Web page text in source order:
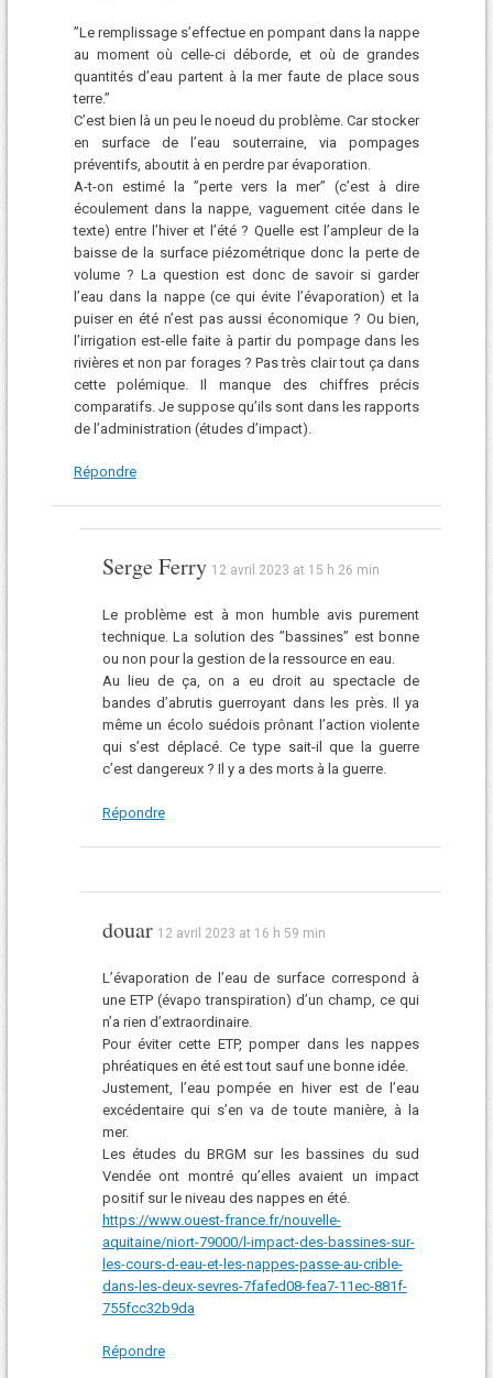
”Le remplissage s’effectue en pompant dans la nappe
au moment où celle-ci déborde, et où de grandes
quantités d’eau partent à la mer faute de place sous
terre.”
C’est bien là un peu le noeud du problème. Car stocker
en surface de l’eau souterraine, via pompages
préventifs, aboutit à en perdre par évaporation.
A-t-on estimé la ”perte vers la mer” (c’est à dire
écoulement dans la nappe, vaguement citée dans le
texte) entre l’hiver et l’été ? Quelle est l’ampleur de la
baisse de la surface piézométrique donc la perte de
volume ? La question est donc de savoir si garder
l’eau dans la nappe (ce qui évite l’évaporation) et la
puiser en été n’est pas aussi économique ? Ou bien,
l’irrigation est-elle faite à partir du pompage dans les
rivières et non par forages ? Pas très clair tout ça dans
cette polémique. Il manque des chiffres précis
comparatifs. Je suppose qu’ils sont dans les rapports
de l’administration (études d’impact).
Répondre
Serge Ferry 12 avril 2023 at 15 h 26 min
Le problème est à mon humble avis purement
technique. La solution des ”bassines” est bonne
ou non pour la gestion de la ressource en eau.
Au lieu de ça, on a eu droit au spectacle de
bandes d’abrutis guerroyant dans les près. Il ya
même un écolo suédois prônant l’action violente
qui s’est déplacé. Ce type sait-il que la guerre
c’est dangereux ? Il y a des morts à la guerre.
Répondre
douar 12 avril 2023 at 16 h 59 min
L’évaporation de l’eau de surface correspond à
une ETP (évapo transpiration) d’un champ, ce qui
n’a rien d’extraordinaire.
Pour éviter cette ETP, pomper dans les nappes
phréatiques en été est tout sauf une bonne idée.
Justement, l’eau pompée en hiver est de l’eau
excédentaire qui s’en va de toute manière, à la
mer.
Les études du BRGM sur les bassines du sud
Vendée ont montré qu’elles avaient un impact
positif sur le niveau des nappes en été.
https://www.ouest-france.fr/nouvelle-
aquitaine/niort-79000/l-impact-des-bassines-sur-
les-cours-d-eau-et-les-nappes-passe-au-crible-
dans-les-deux-sevres-7fafed08-fea7-11ec-881f-
755fcc32b9da
Répondre